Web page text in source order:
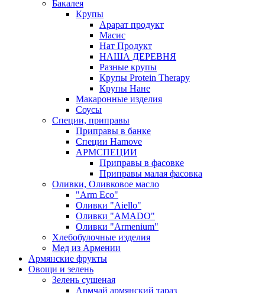
Бакалея
Крупы
Арарат продукт
Масис
Нат Продукт
НАША ДЕРЕВНЯ
Разные крупы
Крупы Protein Therapy
Крупы Нане
Макаронные изделия
Соусы
Специи, приправы
Приправы в банке
Специи Hamove
АРМСПЕЦИИ
Приправы в фасовке
Приправы малая фасовка
Оливки, Оливковое масло
"Arm Eco"
Оливки "Aiello"
Оливки "AMADO"
Оливки "Armenium"
Хлебобулочные изделия
Мед из Армении
Армянские фрукты
Овощи и зелень
Зелень сушеная
Армчай армянский тараз